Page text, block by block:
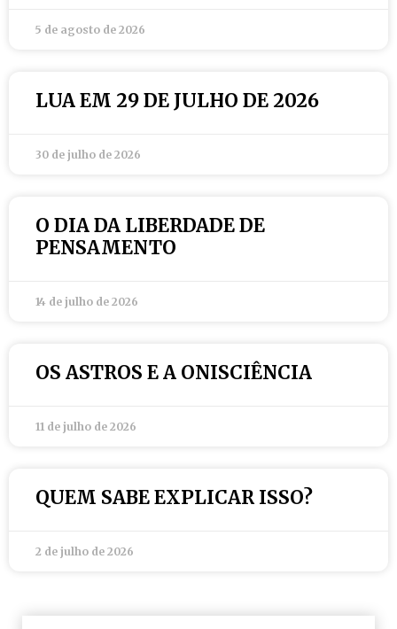
5 de agosto de 2026
LUA EM 29 DE JULHO DE 2026
30 de julho de 2026
O DIA DA LIBERDADE DE
PENSAMENTO
14 de julho de 2026
OS ASTROS E A ONISCIÊNCIA
11 de julho de 2026
QUEM SABE EXPLICAR ISSO?
2 de julho de 2026